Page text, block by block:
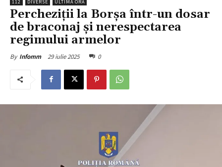
112 DIVERSE ULTIMA ORĂ
Percheziții la Borșa într-un dosar
de braconaj și nerespectarea
regimului armelor
By Infomm 29 iulie 2025 0